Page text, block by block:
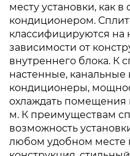
месту установки, как
кондиционером.
классифицируются на
зависимости от
внутреннего блока. К
настенные, канальные
кондиционеры,
охлаждать помещения
м. К преимуществам
возможность
любом удобном месте